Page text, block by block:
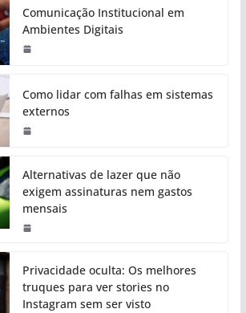
Comunicação Institucional em
Ambientes Digitais
Como lidar com falhas em sistemas
externos
Alternativas de lazer que não
exigem assinaturas nem gastos
mensais
Privacidade oculta: Os melhores
truques para ver stories no
Instagram sem ser visto